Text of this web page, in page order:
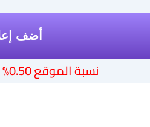
أضف
نسبة الموقع 0.50% هللــة فقط !!!!